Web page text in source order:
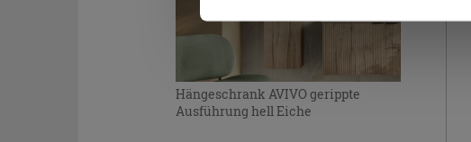
Hängeschrank AVIVO gerippte
Ausführung hell Eiche